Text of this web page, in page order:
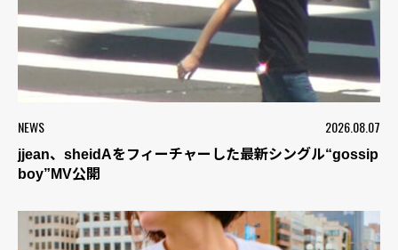
NEWS 2026.08.07
jjean、sheidAをフィーチャーした最新シングル“gossip
boy”MV公開